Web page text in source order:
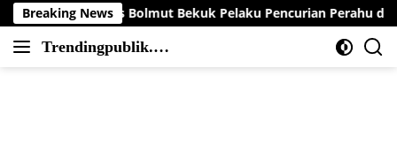
Langsung
ke
konten
Breaking News
Bolmut Bekuk Pelaku Pencurian Perahu di Daerah Buol
Trendingpublik.co
Berita